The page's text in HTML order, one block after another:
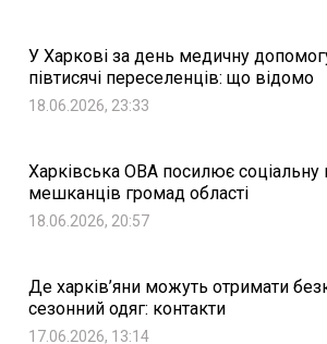
У Харкові за день медичну
півтисячі переселенців: що відомо
18.06.2026, 23:33
Харківська ОВА посилює соціальну
мешканців громад області
18.06.2026, 20:57
Де харків’яни можуть отримати
сезонний одяг: контакти
17.06.2026, 13:14